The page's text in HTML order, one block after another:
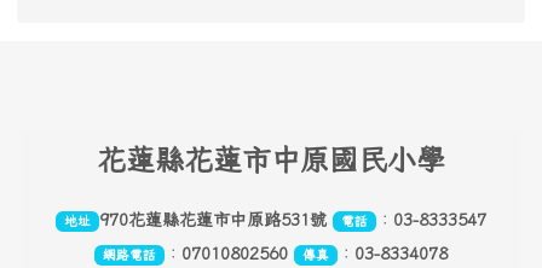
花蓮縣花蓮市中原國民小學
地址 970花蓮縣花蓮市中原路531號 電話 ： 03-8333547
網路電話 ： 07010802560 傳真 ： 03-8334078